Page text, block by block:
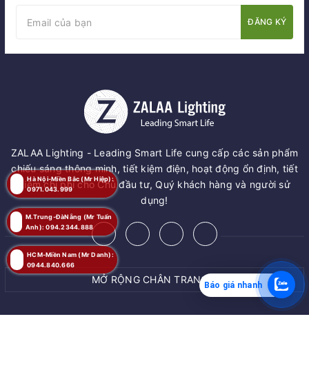
ĐĂNG KÝ
ZALAA Lighting - Leading Smart Life cung cấp các sản phẩm
chiếu sáng thông minh, tiết kiệm điện, hoạt động ổn định, tiết
kiệm chi phí cho Chủ đầu tư, Quý khách hàng và người sử
dụng!
MỞ RỘNG CHÂN TRANG
HCM-Miền Nam (Mr Danh):
0944.840.666
Hà Nội-Miền Bắc (Mr Hiệp):
0971.043.999
M.Trung-ĐàNẵng (Mr Tuấn
Anh): 094.2344.888
Báo giá nhanh